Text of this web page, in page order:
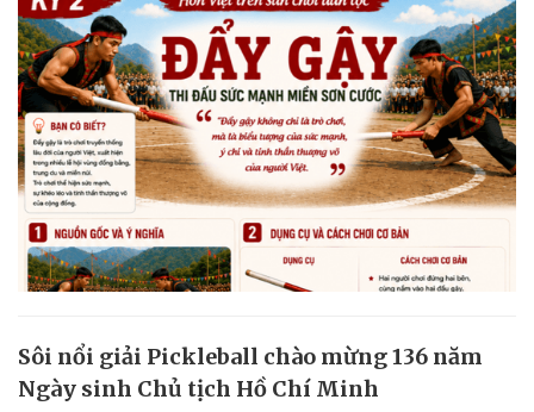
Sôi nổi giải Pickleball chào mừng 136 năm
Ngày sinh Chủ tịch Hồ Chí Minh